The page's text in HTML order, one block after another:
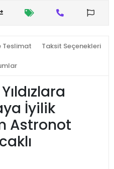
Teslimat Taksit Seçenekleri
İyilik
Astronot